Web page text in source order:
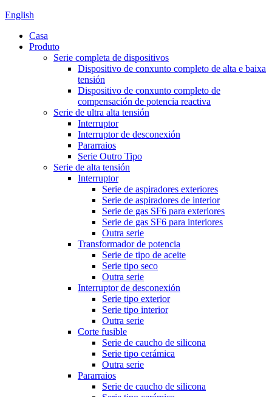
English
Casa
Produto
Serie completa de dispositivos
Dispositivo de conxunto completo de alta e baixa
tensión
Dispositivo de conxunto completo de
compensación de potencia reactiva
Serie de ultra alta tensión
Interruptor
Interruptor de desconexión
Pararraios
Serie Outro Tipo
Serie de alta tensión
Interruptor
Serie de aspiradores exteriores
Serie de aspiradores de interior
Serie de gas SF6 para exteriores
Serie de gas SF6 para interiores
Outra serie
Transformador de potencia
Serie de tipo de aceite
Serie tipo seco
Outra serie
Interruptor de desconexión
Serie tipo exterior
Serie tipo interior
Outra serie
Corte fusible
Serie de caucho de silicona
Serie tipo cerámica
Outra serie
Pararraios
Serie de caucho de silicona